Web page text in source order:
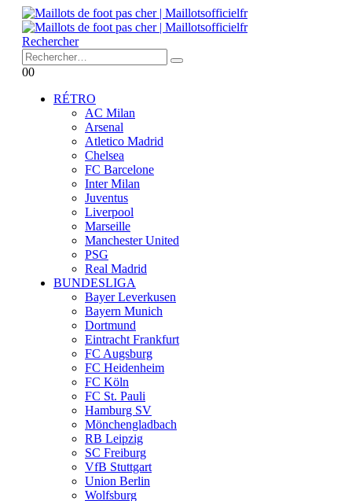
Rechercher
00
RÉTRO
AC Milan
Arsenal
Atletico Madrid
Chelsea
FC Barcelone
Inter Milan
Juventus
Liverpool
Marseille
Manchester United
PSG
Real Madrid
BUNDESLIGA
Bayer Leverkusen
Bayern Munich
Dortmund
Eintracht Frankfurt
FC Augsburg
FC Heidenheim
FC Köln
FC St. Pauli
Hamburg SV
Mönchengladbach
RB Leipzig
SC Freiburg
VfB Stuttgart
Union Berlin
Wolfsburg